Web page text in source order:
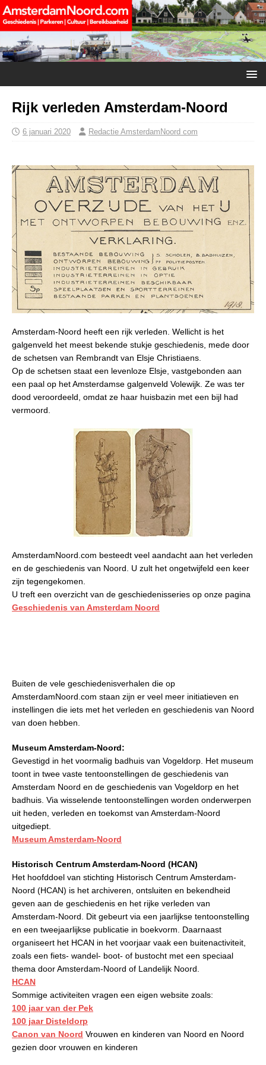
Rijk verleden Amsterdam-Noord
6 januari 2020 Redactie AmsterdamNoord com
Amsterdam-Noord heeft een rijk verleden. Wellicht is het
galgenveld het meest bekende stukje geschiedenis, mede door
de schetsen van Rembrandt van Elsje Christiaens.
Op de schetsen staat een levenloze Elsje, vastgebonden aan
een paal op het Amsterdamse galgenveld Volewijk. Ze was ter
dood veroordeeld, omdat ze haar huisbazin met een bijl had
vermoord.
AmsterdamNoord.com besteedt veel aandacht aan het verleden
en de geschiedenis van Noord. U zult het ongetwijfeld een keer
zijn tegengekomen.
U treft een overzicht van de geschiedenisseries op onze pagina
Geschiedenis van Amsterdam Noord
Buiten de vele geschiedenisverhalen die op
AmsterdamNoord.com staan zijn er veel meer initiatieven en
instellingen die iets met het verleden en geschiedenis van Noord
van doen hebben.
Museum Amsterdam-Noord:
Gevestigd in het voormalig badhuis van Vogeldorp. Het museum
toont in twee vaste tentoonstellingen de geschiedenis van
Amsterdam Noord en de geschiedenis van Vogeldorp en het
badhuis. Via wisselende tentoonstellingen worden onderwerpen
uit heden, verleden en toekomst van Amsterdam-Noord
uitgediept.
Museum Amsterdam-Noord
Historisch Centrum Amsterdam-Noord (HCAN)
Het hoofddoel van stichting Historisch Centrum Amsterdam-
Noord (HCAN) is het archiveren, ontsluiten en bekendheid
geven aan de geschiedenis en het rijke verleden van
Amsterdam-Noord. Dit gebeurt via een jaarlijkse tentoonstelling
en een tweejaarlijkse publicatie in boekvorm. Daarnaast
organiseert het HCAN in het voorjaar vaak een buitenactiviteit,
zoals een fiets- wandel- boot- of bustocht met een speciaal
thema door Amsterdam-Noord of Landelijk Noord.
HCAN
Sommige activiteiten vragen een eigen website zoals:
100 jaar van der Pek
100 jaar Disteldorp
Canon van Noord Vrouwen en kinderen van Noord en Noord
gezien door vrouwen en kinderen